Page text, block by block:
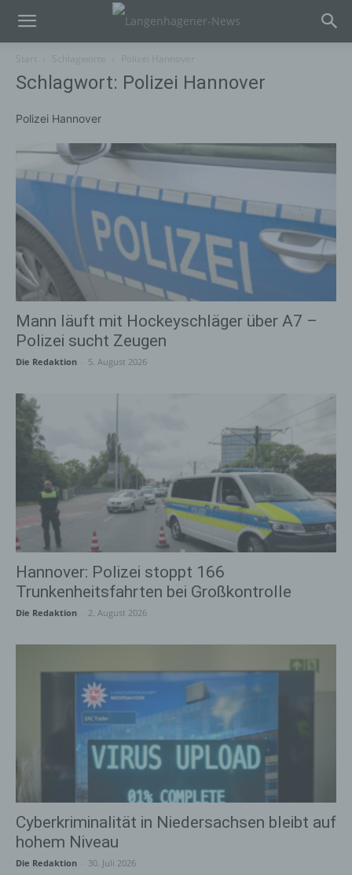
Schlagwort: Polizei Hannover
Polizei Hannover
Mann läuft mit Hockeyschläger über A7 –
Polizei sucht Zeugen
Die Redaktion 5. August 2026
Hannover: Polizei stoppt 166
Trunkenheitsfahrten bei Großkontrolle
Die Redaktion 2. August 2026
Cyberkriminalität in Niedersachsen bleibt auf
hohem Niveau
Die Redaktion 30. Juli 2026